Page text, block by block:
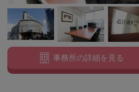
事務所の詳細を見る